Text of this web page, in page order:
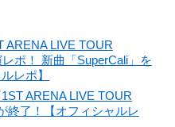
ARENA LIVE TOUR
ポ！ 新曲「SuperCali」を
レポ】
ARENA LIVE TOUR
終了！【オフィシャルレ